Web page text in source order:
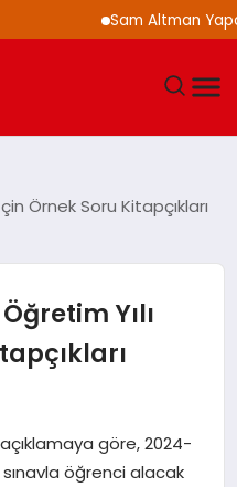
Sam Altman Yapay
Örnek Soru Kitapçıkları
Yılı
göre, 2024-
öğrenci alacak